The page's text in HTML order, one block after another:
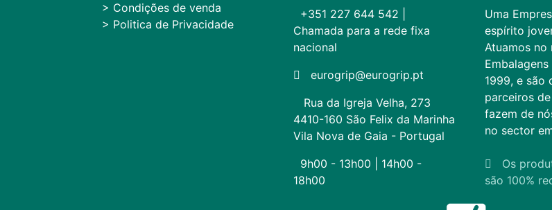
> Condições de venda
> Politica de Privacidade
+351 227 644 542 |
Chamada para a rede fixa
nacional
eurogrip@eurogrip.pt
Rua da Igreja Velha, 273
4410-160 São Felix da Marinha
Vila Nova de Gaia - Portugal
9h00 - 13h00 | 14h00 -
18h00
Uma
espírito
Atuamos no
1999, e são
parceiros
fazem de
no sector
Os
são 100%